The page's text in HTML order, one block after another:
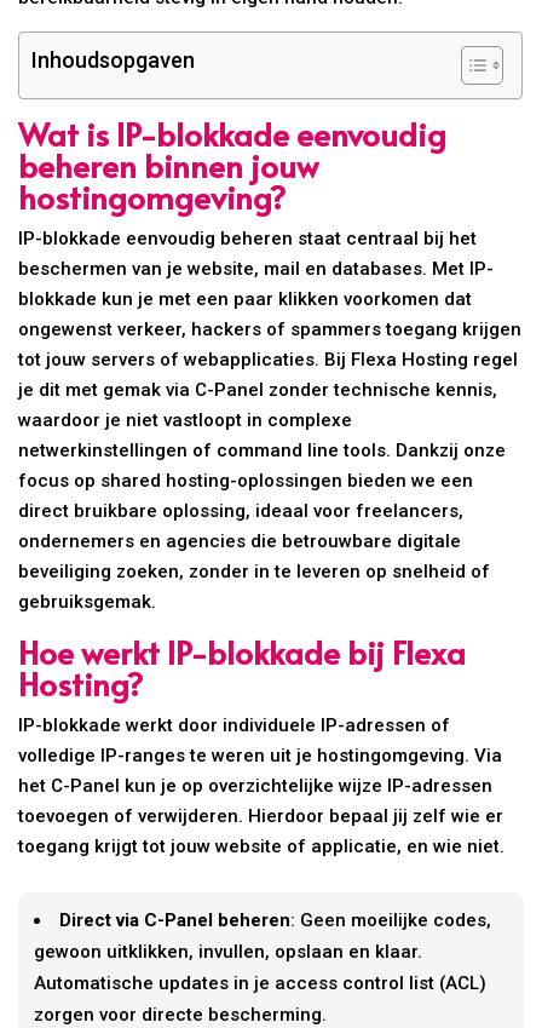
Inhoudsopgaven
Wat is IP-blokkade eenvoudig
beheren binnen jouw
hostingomgeving?
IP-blokkade eenvoudig beheren staat centraal bij het
beschermen van je website, mail en databases. Met IP-
blokkade kun je met een paar klikken voorkomen dat
ongewenst verkeer, hackers of spammers toegang krijgen
tot jouw servers of webapplicaties. Bij Flexa Hosting regel
je dit met gemak via C-Panel zonder technische kennis,
waardoor je niet vastloopt in complexe
netwerkinstellingen of command line tools. Dankzij onze
focus op shared hosting-oplossingen bieden we een
direct bruikbare oplossing, ideaal voor freelancers,
ondernemers en agencies die betrouwbare digitale
beveiliging zoeken, zonder in te leveren op snelheid of
gebruiksgemak.
Hoe werkt IP-blokkade bij Flexa
Hosting?
IP-blokkade werkt door individuele IP-adressen of
volledige IP-ranges te weren uit je hostingomgeving. Via
het C-Panel kun je op overzichtelijke wijze IP-adressen
toevoegen of verwijderen. Hierdoor bepaal jij zelf wie er
toegang krijgt tot jouw website of applicatie, en wie niet.
Direct via C-Panel beheren: Geen moeilijke codes,
gewoon uitklikken, invullen, opslaan en klaar.
Automatische updates in je access control list (ACL)
zorgen voor directe bescherming.